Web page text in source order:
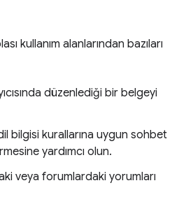
kullanım alanlarından bazıları
düzenlediği bir belgeyi
bilgisi kurallarına uygun sohbet
yardımcı olun.
veya forumlardaki yorumları